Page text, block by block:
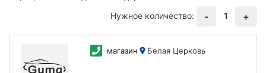
Нужное количество:
- 1 +
магазин Белая Церковь